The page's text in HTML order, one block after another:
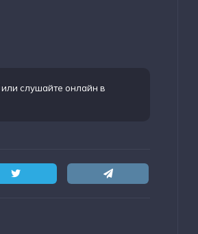
или слушайте онлайн в